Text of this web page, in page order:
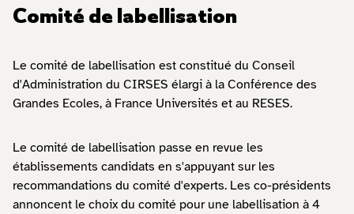
Comité de labellisation
Le comité de labellisation est constitué du Conseil
d'Administration du CIRSES élargi à la Conférence des
Grandes Ecoles, à France Universités et au RESES.
Le comité de labellisation passe en revue les
établissements candidats en s'appuyant sur les
recommandations du comité d'experts. Les co-présidents
annoncent le choix du comité pour une labellisation à 4